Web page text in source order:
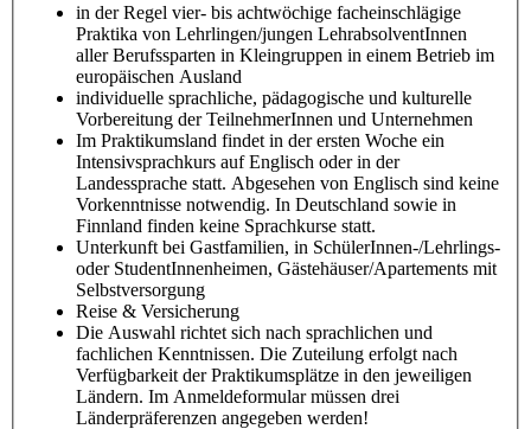
in der Regel vier- bis achtwöchige facheinschlägige
Praktika von Lehrlingen/jungen LehrabsolventInnen
aller Berufssparten in Kleingruppen in einem Betrieb im
europäischen Ausland
individuelle sprachliche, pädagogische und kulturelle
Vorbereitung der TeilnehmerInnen und Unternehmen
Im Praktikumsland findet in der ersten Woche ein
Intensivsprachkurs auf Englisch oder in der
Landessprache statt. Abgesehen von Englisch sind keine
Vorkenntnisse notwendig. In Deutschland sowie in
Finnland finden keine Sprachkurse statt.
Unterkunft bei Gastfamilien, in SchülerInnen-/Lehrlings-
oder StudentInnenheimen, Gästehäuser/Apartements mit
Selbstversorgung
Reise & Versicherung
Die Auswahl richtet sich nach sprachlichen und
fachlichen Kenntnissen. Die Zuteilung erfolgt nach
Verfügbarkeit der Praktikumsplätze in den jeweiligen
Ländern. Im Anmeldeformular müssen drei
Länderpräferenzen angegeben werden!